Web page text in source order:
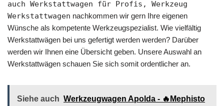
auch Werkstattwagen für Profis, Werkzeug
Werkstattwagen nachkommen wir gern Ihre eigenen
Wünsche als kompetente Werkzeugspezialist. Wie vielfältig
Werkstattwägen bei uns gefertigt werden werden? Darüber
werden wir Ihnen eine Übersicht geben. Unsere Auswahl an
Werkstattwägen schauen Sie sich somit ordentlicher an.
Siehe auch Werkzeugwagen Apolda - 🔥Mephisto